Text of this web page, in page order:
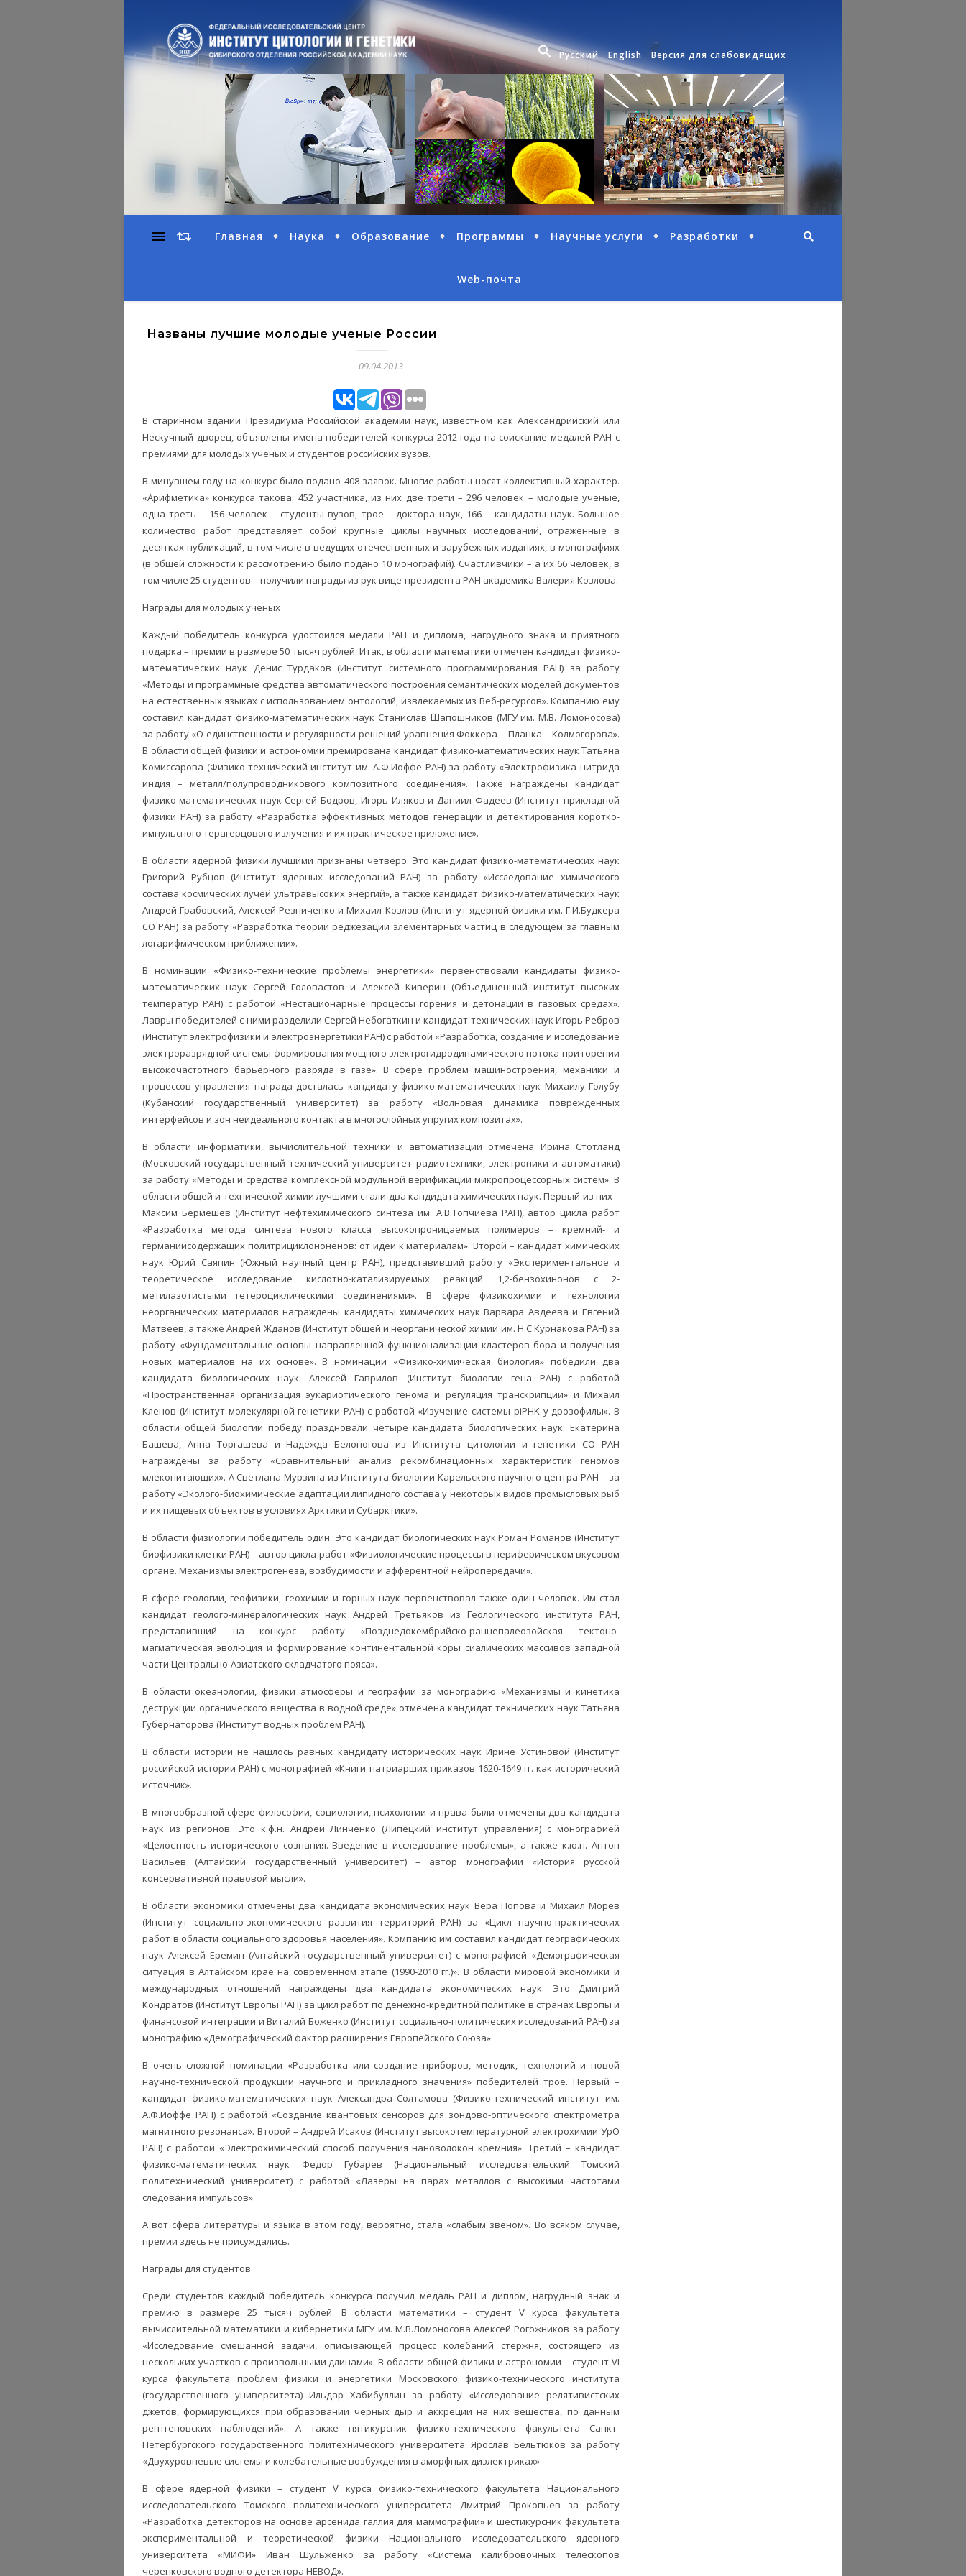
Русский English Версия для слабовидящих
Главная Наука Образование Программы Научные услуги Разработки
Web-почта
Названы лучшие молодые ученые России
09.04.2013
В старинном здании Президиума Российской академии наук, известном как Александрийский или
Нескучный дворец, объявлены имена победителей конкурса 2012 года на соискание медалей РАН с
премиями для молодых ученых и студентов российских вузов.
В минувшем году на конкурс было подано 408 заявок. Многие работы носят коллективный характер.
«Арифметика» конкурса такова: 452 участника, из них две трети – 296 человек – молодые ученые,
одна треть – 156 человек – студенты вузов, трое – доктора наук, 166 – кандидаты наук. Большое
количество работ представляет собой крупные циклы научных исследований, отраженные в
десятках публикаций, в том числе в ведущих отечественных и зарубежных изданиях, в монографиях
(в общей сложности к рассмотрению было подано 10 монографий). Счастливчики – а их 66 человек, в
том числе 25 студентов – получили награды из рук вице-президента РАН академика Валерия Козлова.
Награды для молодых ученых
Каждый победитель конкурса удостоился медали РАН и диплома, нагрудного знака и приятного
подарка – премии в размере 50 тысяч рублей. Итак, в области математики отмечен кандидат физико-
математических наук Денис Турдаков (Институт системного программирования РАН) за работу
«Методы и программные средства автоматического построения семантических моделей документов
на естественных языках с использованием онтологий, извлекаемых из Веб-ресурсов». Компанию ему
составил кандидат физико-математических наук Станислав Шапошников (МГУ им. М.В. Ломоносова)
за работу «О единственности и регулярности решений уравнения Фоккера – Планка – Колмогорова».
В области общей физики и астрономии премирована кандидат физико-математических наук Татьяна
Комиссарова (Физико-технический институт им. А.Ф.Иоффе РАН) за работу «Электрофизика нитрида
индия – металл/полупроводникового композитного соединения». Также награждены кандидат
физико-математических наук Сергей Бодров, Игорь Иляков и Даниил Фадеев (Институт прикладной
физики РАН) за работу «Разработка эффективных методов генерации и детектирования коротко-
импульсного терагерцового излучения и их практическое приложение».
В области ядерной физики лучшими признаны четверо. Это кандидат физико-математических наук
Григорий Рубцов (Институт ядерных исследований РАН) за работу «Исследование химического
состава космических лучей ультравысоких энергий», а также кандидат физико-математических наук
Андрей Грабовский, Алексей Резниченко и Михаил Козлов (Институт ядерной физики им. Г.И.Будкера
СО РАН) за работу «Разработка теории реджезации элементарных частиц в следующем за главным
логарифмическом приближении».
В номинации «Физико-технические проблемы энергетики» первенствовали кандидаты физико-
математических наук Сергей Головастов и Алексей Киверин (Объединенный институт высоких
температур РАН) с работой «Нестационарные процессы горения и детонации в газовых средах».
Лавры победителей с ними разделили Сергей Небогаткин и кандидат технических наук Игорь Ребров
(Институт электрофизики и электроэнергетики РАН) с работой «Разработка, создание и исследование
электроразрядной системы формирования мощного электрогидродинамического потока при горении
высокочастотного барьерного разряда в газе». В сфере проблем машиностроения, механики и
процессов управления награда досталась кандидату физико-математических наук Михаилу Голубу
(Кубанский государственный университет) за работу «Волновая динамика поврежденных
интерфейсов и зон неидеального контакта в многослойных упругих композитах».
В области информатики, вычислительной техники и автоматизации отмечена Ирина Стотланд
(Московский государственный технический университет радиотехники, электроники и автоматики)
за работу «Методы и средства комплексной модульной верификации микропроцессорных систем». В
области общей и технической химии лучшими стали два кандидата химических наук. Первый из них –
Максим Бермешев (Институт нефтехимического синтеза им. А.В.Топчиева РАН), автор цикла работ
«Разработка метода синтеза нового класса высокопроницаемых полимеров – кремний- и
германийсодержащих политрициклононенов: от идеи к материалам». Второй – кандидат химических
наук Юрий Саяпин (Южный научный центр РАН), представивший работу «Экспериментальное и
теоретическое исследование кислотно-катализируемых реакций 1,2-бензохинонов с 2-
метилазотистыми гетероциклическими соединениями». В сфере физикохимии и технологии
неорганических материалов награждены кандидаты химических наук Варвара Авдеева и Евгений
Матвеев, а также Андрей Жданов (Институт общей и неорганической химии им. Н.С.Курнакова РАН) за
работу «Фундаментальные основы направленной функционализации кластеров бора и получения
новых материалов на их основе». В номинации «Физико-химическая биология» победили два
кандидата биологических наук: Алексей Гаврилов (Институт биологии гена РАН) с работой
«Пространственная организация эукариотического генома и регуляция транскрипции» и Михаил
Кленов (Институт молекулярной генетики РАН) с работой «Изучение системы piPHK у дрозофилы». В
области общей биологии победу праздновали четыре кандидата биологических наук. Екатерина
Башева, Анна Торгашева и Надежда Белоногова из Института цитологии и генетики СО РАН
награждены за работу «Сравнительный анализ рекомбинационных характеристик геномов
млекопитающих». А Светлана Мурзина из Института биологии Карельского научного центра РАН – за
работу «Эколого-биохимические адаптации липидного состава у некоторых видов промысловых рыб
и их пищевых объектов в условиях Арктики и Субарктики».
В области физиологии победитель один. Это кандидат биологических наук Роман Романов (Институт
биофизики клетки РАН) – автор цикла работ «Физиологические процессы в периферическом вкусовом
органе. Механизмы электрогенеза, возбудимости и афферентной нейропередачи».
В сфере геологии, геофизики, геохимии и горных наук первенствовал также один человек. Им стал
кандидат геолого-минералогических наук Андрей Третьяков из Геологического института РАН,
представивший на конкурс работу «Позднедокембрийско-раннепалеозойская тектоно-
магматическая эволюция и формирование континентальной коры сиалических массивов западной
части Центрально-Азиатского складчатого пояса».
В области океанологии, физики атмосферы и географии за монографию «Механизмы и кинетика
деструкции органического вещества в водной среде» отмечена кандидат технических наук Татьяна
Губернаторова (Институт водных проблем РАН).
В области истории не нашлось равных кандидату исторических наук Ирине Устиновой (Институт
российской истории РАН) с монографией «Книги патриарших приказов 1620-1649 гг. как исторический
источник».
В многообразной сфере философии, социологии, психологии и права были отмечены два кандидата
наук из регионов. Это к.ф.н. Андрей Линченко (Липецкий институт управления) с монографией
«Целостность исторического сознания. Введение в исследование проблемы», а также к.ю.н. Антон
Васильев (Алтайский государственный университет) – автор монографии «История русской
консервативной правовой мысли».
В области экономики отмечены два кандидата экономических наук Вера Попова и Михаил Морев
(Институт социально-экономического развития территорий РАН) за «Цикл научно-практических
работ в области социального здоровья населения». Компанию им составил кандидат географических
наук Алексей Еремин (Алтайский государственный университет) с монографией «Демографическая
ситуация в Алтайском крае на современном этапе (1990-2010 гг.)». В области мировой экономики и
международных отношений награждены два кандидата экономических наук. Это Дмитрий
Кондратов (Институт Европы РАН) за цикл работ по денежно-кредитной политике в странах Европы и
финансовой интеграции и Виталий Боженко (Институт социально-политических исследований РАН) за
монографию «Демографический фактор расширения Европейского Союза».
В очень сложной номинации «Разработка или создание приборов, методик, технологий и новой
научно-технической продукции научного и прикладного значения» победителей трое. Первый –
кандидат физико-математических наук Александра Солтамова (Физико-технический институт им.
А.Ф.Иоффе РАН) с работой «Создание квантовых сенсоров для зондово-оптического спектрометра
магнитного резонанса». Второй – Андрей Исаков (Институт высокотемпературной электрохимии УрО
РАН) с работой «Электрохимический способ получения нановолокон кремния». Третий – кандидат
физико-математических наук Федор Губарев (Национальный исследовательский Томский
политехнический университет) с работой «Лазеры на парах металлов с высокими частотами
следования импульсов».
А вот сфера литературы и языка в этом году, вероятно, стала «слабым звеном». Во всяком случае,
премии здесь не присуждались.
Награды для студентов
Среди студентов каждый победитель конкурса получил медаль РАН и диплом, нагрудный знак и
премию в размере 25 тысяч рублей. В области математики – студент V курса факультета
вычислительной математики и кибернетики МГУ им. М.В.Ломоносова Алексей Рогожников за работу
«Исследование смешанной задачи, описывающей процесс колебаний стержня, состоящего из
нескольких участков с произвольными длинами». В области общей физики и астрономии – студент VI
курса факультета проблем физики и энергетики Московского физико-технического института
(государственного университета) Ильдар Хабибуллин за работу «Исследование релятивистских
джетов, формирующихся при образовании черных дыр и аккреции на них вещества, по данным
рентгеновских наблюдений». А также пятикурсник физико-технического факультета Санкт-
Петербургского государственного политехнического университета Ярослав Бельтюков за работу
«Двухуровневые системы и колебательные возбуждения в аморфных диэлектриках».
В сфере ядерной физики – студент V курса физико-технического факультета Национального
исследовательского Томского политехнического университета Дмитрий Прокопьев за работу
«Разработка детекторов на основе арсенида галлия для маммографии» и шестикурсник факультета
экспериментальной и теоретической физики Национального исследовательского ядерного
университета «МИФИ» Иван Шульженко за работу «Система калибровочных телескопов
черенковского водного детектора НЕВОД».